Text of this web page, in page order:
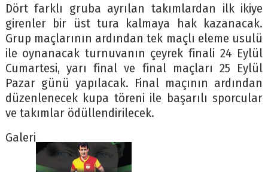
Dört farklı gruba ayrılan takımlardan ilk ikiye
girenler bir üst tura kalmaya hak kazanacak.
Grup maçlarının ardından tek maçlı eleme usulü
ile oynanacak turnuvanın çeyrek finali 24 Eylül
Cumartesi, yarı final ve final maçları 25 Eylül
Pazar günü yapılacak. Final maçının ardından
düzenlenecek kupa töreni ile başarılı sporcular
ve takımlar ödüllendirilecek.
Galeri